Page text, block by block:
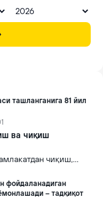
ташланганига 81 йил
ва чиқиш
чиқиш,
бўйича янги
фойдаланадиган
– тадқиқот